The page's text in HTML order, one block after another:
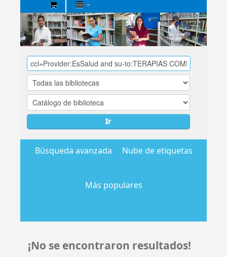
Biblioteca
Central
EsSalud
Ir
Búsqueda avanzada Nube de etiquetas
Más populares
¡No se encontraron resultados!